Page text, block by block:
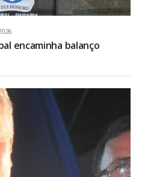
encaminha balanço